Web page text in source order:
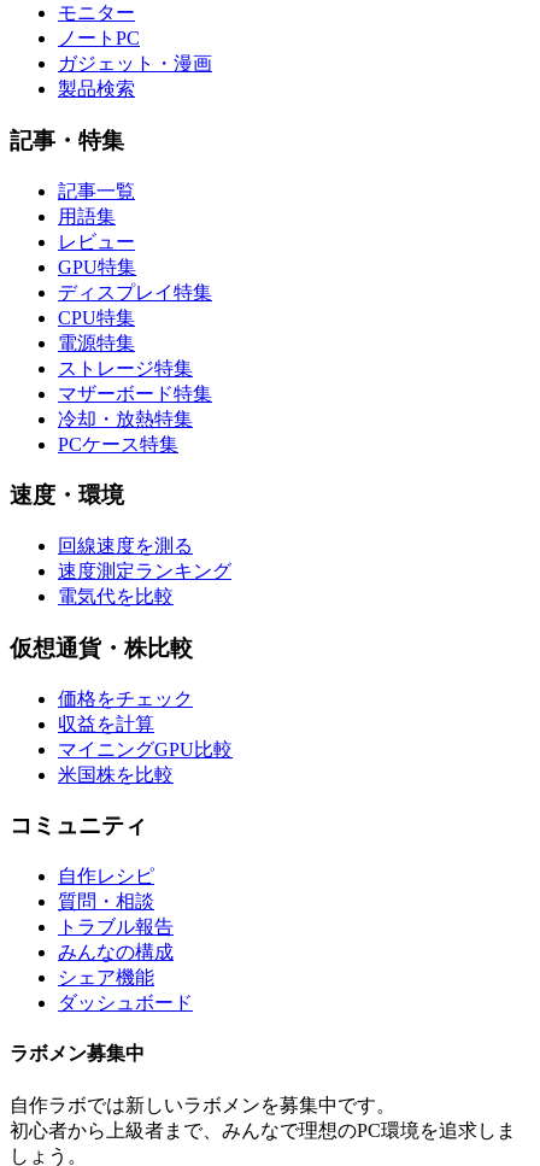
モニター
ノートPC
ガジェット・漫画
製品検索
記事・特集
記事一覧
用語集
レビュー
GPU特集
ディスプレイ特集
CPU特集
電源特集
ストレージ特集
マザーボード特集
冷却・放熱特集
PCケース特集
速度・環境
回線速度を測る
速度測定ランキング
電気代を比較
仮想通貨・株比較
価格をチェック
収益を計算
マイニングGPU比較
米国株を比較
コミュニティ
自作レシピ
質問・相談
トラブル報告
みんなの構成
シェア機能
ダッシュボード
ラボメン募集中
自作ラボでは新しいラボメンを募集中です。
初心者から上級者まで、みんなで理想のPC環境を追求しま
しょう。